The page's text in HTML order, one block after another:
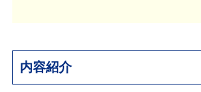
内容紹介